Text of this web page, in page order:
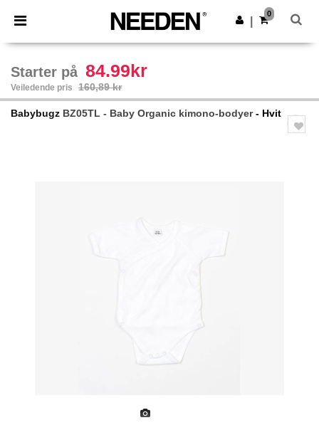
× Needen-app
Bedre priser i appen!
Last ned app
0
Starter på 84.99kr
Veiledende pris 160,89 kr
Babybugz BZ05TL - Baby Organic kimono-bodyer- Hvit